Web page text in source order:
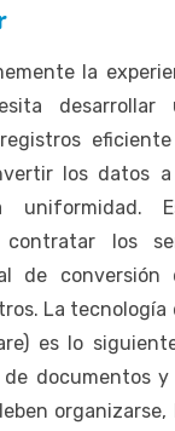
la
los datos
uniformidad.
contratar los
de conversión
La
es lo
documentos y